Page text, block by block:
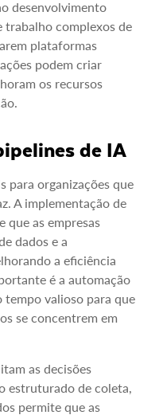
desenvolvimento
trabalho complexos de
plataformas
podem criar
os recursos
de IA
para organizações que
A implementação de
que as empresas
dados e a
a eficiência
é a automação
valioso para que
se concentrem em
as decisões
estruturado de coleta,
permite que as